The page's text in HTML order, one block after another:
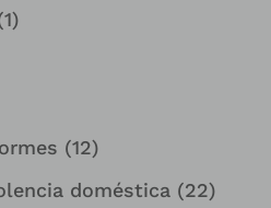
(12)
doméstica(22)